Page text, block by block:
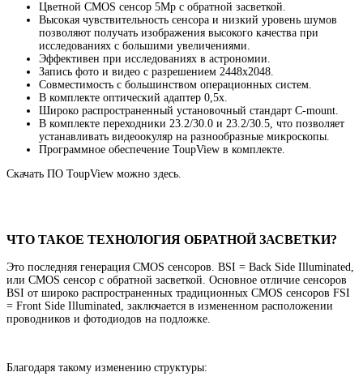
Цветной CMOS сенсор 5Мр с обратной засветкой.
Высокая чувствительность сенсора и низкий уровень шумов
позволяют получать изображения высокого качества при
исследованиях с большими увеличениями.
Эффективен при исследованиях в астрономии.
Запись фото и видео с разрешением 2448x2048.
Совместимость с большинством операционных систем.
В комплекте оптический адаптер 0,5х.
Широко распространенный установочный стандарт C-mount.
В комплекте переходники 23.2/30.0 и 23.2/30.5, что позволяет
устанавливать видеоокуляр на разнообразные микроскопы.
Программное обеспечение ToupView в комплекте.
Скачать ПО ToupView можно здесь.
ЧТО ТАКОЕ ТЕХНОЛОГИЯ ОБРАТНОЙ ЗАСВЕТКИ?
Это последняя генерация CMOS сенсоров. BSI = Back Side Illuminated,
или CMOS сенсор с обратной засветкой. Основное отличие сенсоров
BSI от широко распространенных традиционных CMOS сенсоров FSI
= Front Side Illuminated, заключается в измененном расположении
проводников и фотодиодов на подложке.
Благодаря такому изменению структуры: